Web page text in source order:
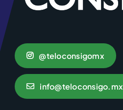
@teloconsigomx
info@teloconsigo.mx